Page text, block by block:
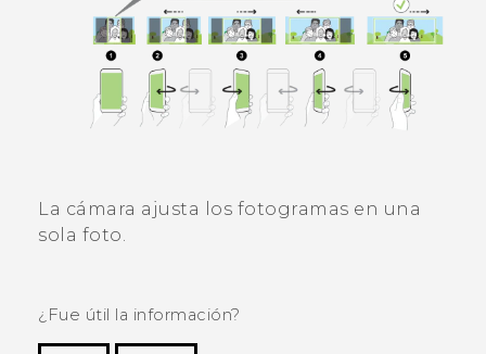
La cámara ajusta los fotogramas en una
sola foto.
¿Fue útil la información?